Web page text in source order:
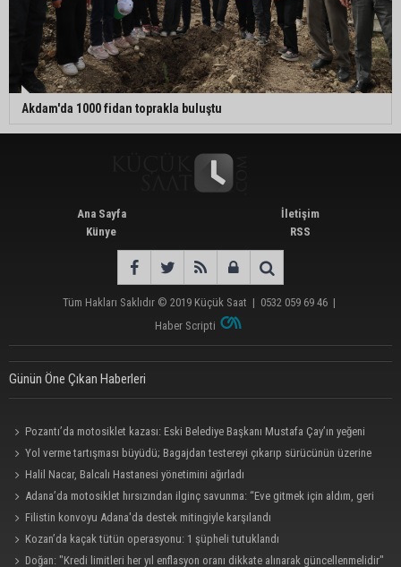
Akdam'da 1000 fidan toprakla buluştu
Ana Sayfa
Künye
İletişim
RSS
Tüm Hakları Saklıdır © 2019 Küçük Saat | 0532 059 69 46 |
Haber Scripti
Günün Öne Çıkan Haberleri
Pozantı’da motosiklet kazası: Eski Belediye Başkanı Mustafa Çay’ın yeğeni
hayatını kaybetti
Yol verme tartışması büyüdü; Bagajdan testereyi çıkarıp sürücünün üzerine
yürüdü
Halil Nacar, Balcalı Hastanesi yönetimini ağırladı
Adana’da motosiklet hırsızından ilginç savunma: “Eve gitmek için aldım, geri
verecektim”
Filistin konvoyu Adana'da destek mitingiyle karşılandı
Kozan’da kaçak tütün operasyonu: 1 şüpheli tutuklandı
Doğan: "Kredi limitleri her yıl enflasyon oranı dikkate alınarak güncellenmelidir"